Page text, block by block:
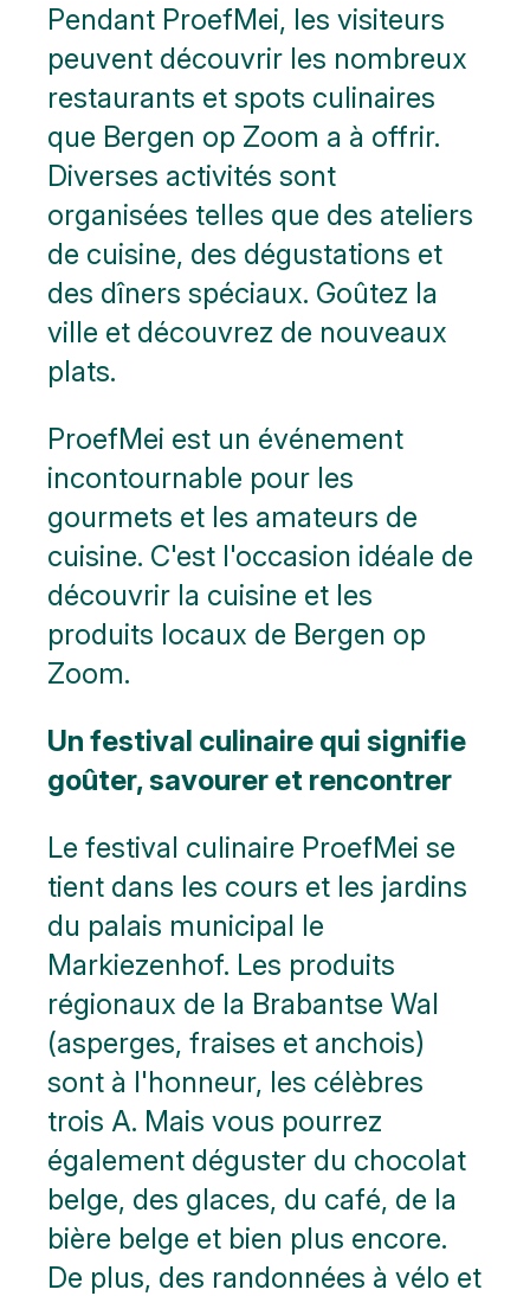
Pendant ProefMei, les visiteurs
peuvent découvrir les nombreux
restaurants et spots culinaires
que Bergen op Zoom a à offrir.
Diverses activités sont
organisées telles que des ateliers
de cuisine, des dégustations et
des dîners spéciaux. Goûtez la
ville et découvrez de nouveaux
plats.
ProefMei est un événement
incontournable pour les
gourmets et les amateurs de
cuisine. C'est l'occasion idéale de
découvrir la cuisine et les
produits locaux de Bergen op
Zoom.
Un festival culinaire qui signifie
goûter, savourer et rencontrer
Le festival culinaire ProefMei se
tient dans les cours et les jardins
du palais municipal le
Markiezenhof. Les produits
régionaux de la Brabantse Wal
(asperges, fraises et anchois)
sont à l'honneur, les célèbres
trois A. Mais vous pourrez
également déguster du chocolat
belge, des glaces, du café, de la
bière belge et bien plus encore.
De plus, des randonnées à vélo et